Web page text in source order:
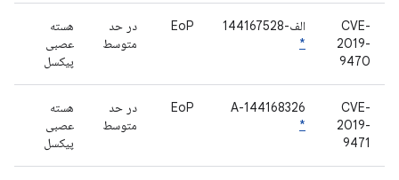
CVE-
2019-
9470
الف-144167528
*
EoP
در حد
متوسط
هسته
عصبی
پیکسل
CVE-
2019-
9471
A-144168326
*
EoP
در حد
متوسط
هسته
عصبی
پیکسل